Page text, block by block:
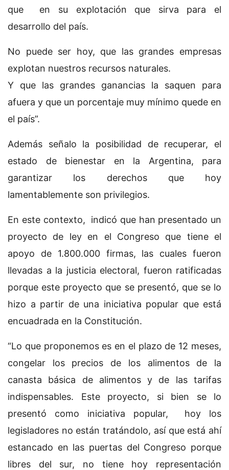
que en su explotación que sirva para el
desarrollo del país.
No puede ser hoy, que las grandes empresas
explotan nuestros recursos naturales.
Y que las grandes ganancias la saquen para
afuera y que un porcentaje muy mínimo quede en
el país”.
Además señalo la posibilidad de recuperar, el
estado de bienestar en la Argentina, para
garantizar los derechos que hoy
lamentablemente son privilegios.
En este contexto, indicó que han presentado un
proyecto de ley en el Congreso que tiene el
apoyo de 1.800.000 firmas, las cuales fueron
llevadas a la justicia electoral, fueron ratificadas
porque este proyecto que se presentó, que se lo
hizo a partir de una iniciativa popular que está
encuadrada en la Constitución.
“Lo que proponemos es en el plazo de 12 meses,
congelar los precios de los alimentos de la
canasta básica de alimentos y de las tarifas
indispensables. Este proyecto, si bien se lo
presentó como iniciativa popular, hoy los
legisladores no están tratándolo, así que está ahí
estancado en las puertas del Congreso porque
libres del sur, no tiene hoy representación